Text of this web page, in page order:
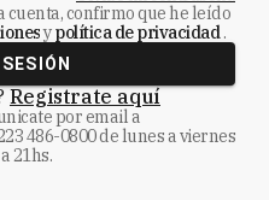
confirmo que he leído
ypolítica de privacidad.
Registrate aquí
por email a
486-0800de lunes a viernes
21hs.